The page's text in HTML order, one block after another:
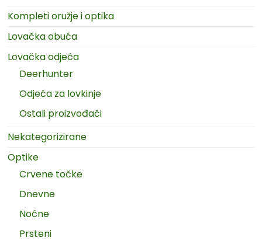
Kompleti oružje i optika
Lovačka obuća
Lovačka odjeća
Deerhunter
Odjeća za lovkinje
Ostali proizvođači
Nekategorizirane
Optike
Crvene točke
Dnevne
Noćne
Prsteni